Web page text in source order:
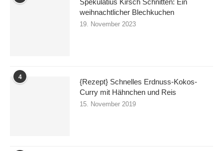
weihnachtlicher Blechkuchen
19. November 2023
4
{Rezept} Schnelles Erdnuss-Kokos-
Curry mit Hähnchen und Reis
15. November 2019